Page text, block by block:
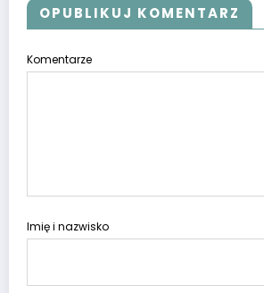
OPUBLIKUJ KOMENTARZ
Komentarze
Imię i nazwisko